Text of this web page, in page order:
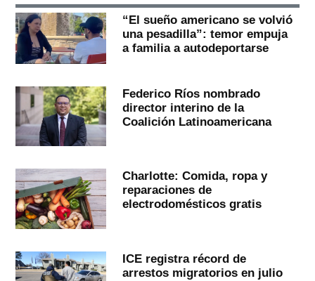
“El sueño americano se volvió
una pesadilla”: temor empuja
a familia a autodeportarse
Federico Ríos nombrado
director interino de la
Coalición Latinoamericana
Charlotte: Comida, ropa y
reparaciones de
electrodomésticos gratis
ICE registra récord de
arrestos migratorios en julio